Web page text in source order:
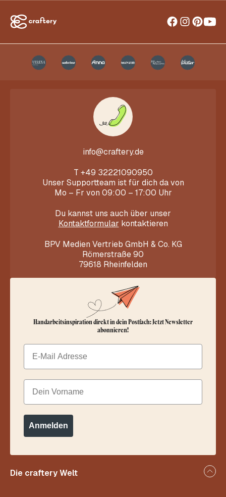
info@craftery.de
T +49 32221090950
Unser Supportteam ist für dich da von
Mo – Fr von 09:00 – 17:00 Uhr
Du kannst uns auch über unser
Kontaktformular kontaktieren
BPV Medien Vertrieb GmbH & Co. KG
Römerstraße 90
79618 Rheinfelden
Die craftery Welt
Handarbeitsinspiration direkt in dein Postfach: Jetzt Newsletter
abonnieren!
Email
Dein Vorname
Anmelden